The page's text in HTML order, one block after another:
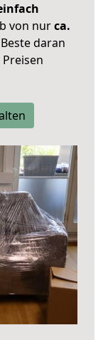
von nurca.
daran